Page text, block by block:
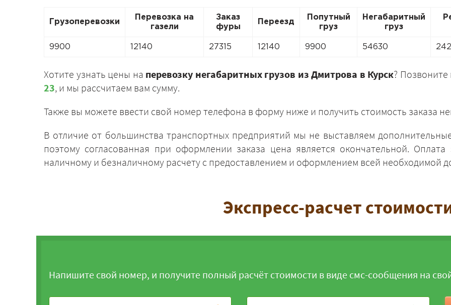
Грузоперевозки
Перевозка на
газели
Заказ
фуры
Переезд
Попутный
груз
Негабаритный
груз
9900 12140 27315 12140 9900 54630
Хотите узнать цены на перевозку негабаритных грузов из Дмитрова в Курск?
23, и мы рассчитаем вам сумму.
Также вы можете ввести свой номер телефона в форму ниже и получить стоимость заказа
В отличие от большинства транспортных предприятий мы не выставляем
поэтому согласованная при оформлении заказа цена является окончательной.
наличному и безналичному расчету с предоставлением и оформлением всей необходимой
Экспресс-расчет
Напишите свой номер, и получите полный расчёт стоимости в виде смс-сообщения на